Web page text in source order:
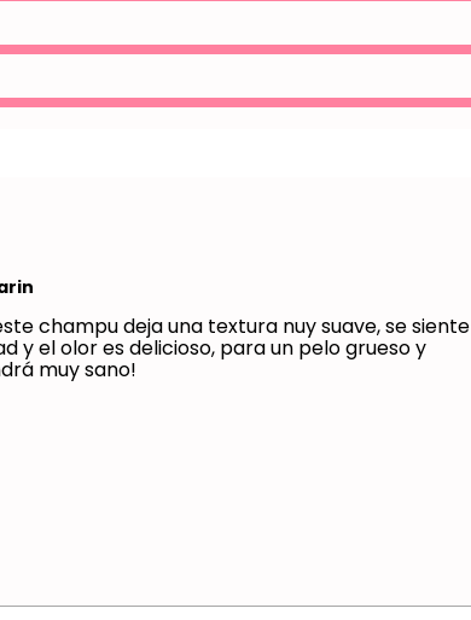
champu deja una textura nuy suave, se siente
y el olor es delicioso, para un pelo grueso y
muy sano!